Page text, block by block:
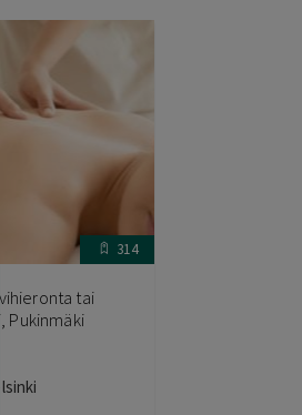
314
tai
Pukinmäki